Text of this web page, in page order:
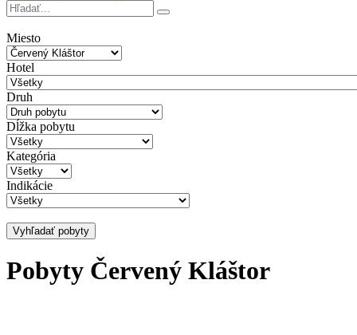
Miesto
Hotel
Druh
Dĺžka pobytu
Kategória
Indikácie
Vyhľadať pobyty
Pobyty Červený Kláštor